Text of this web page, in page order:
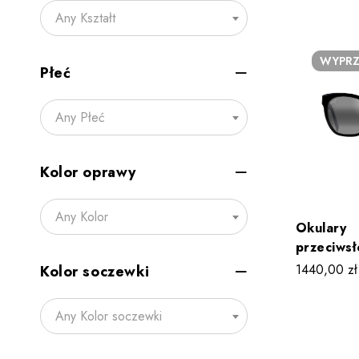
Any Kształt
Płeć
Any Płeć
Kolor oprawy
Any Kolor
Kolor soczewki
Any Kolor soczewki
Okulary
Jim
1440,00 zł